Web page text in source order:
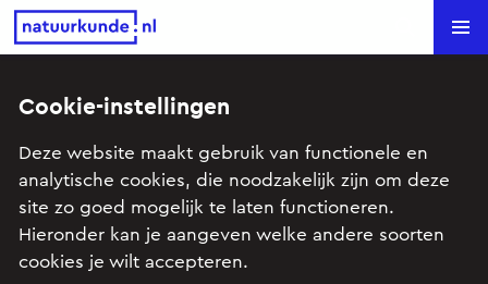
Natuurkunde.nl Search
Terug naar overzicht
treksterkte haar
Tomstelde deze vraag op 25 augustus 2005
om 15:07.
Cookie-instellingen
Deze website maakt gebruik van functionele en
analytische cookies, die noodzakelijk zijn om deze
site zo goed mogelijk te laten functioneren.
Hieronder kan je aangeven welke andere soorten
cookies je wilt accepteren.